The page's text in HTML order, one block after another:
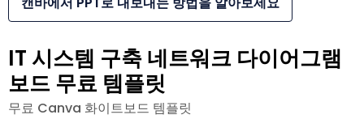
IT 시스템 구축 네트워크 다이어그램
보드 무료 템플릿
무료 Canva 화이트보드 템플릿